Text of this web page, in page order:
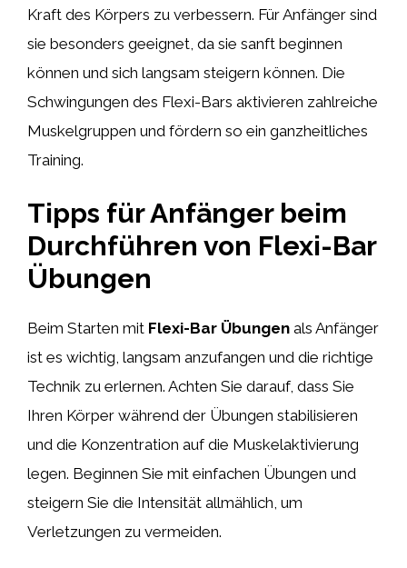
Kraft des Körpers zu verbessern. Für Anfänger sind
sie besonders geeignet, da sie sanft beginnen
können und sich langsam steigern können. Die
Schwingungen des Flexi-Bars aktivieren zahlreiche
Muskelgruppen und fördern so ein ganzheitliches
Training.
Tipps für Anfänger beim
Durchführen von Flexi-Bar
Übungen
Beim Starten mit Flexi-Bar Übungen als Anfänger
ist es wichtig, langsam anzufangen und die richtige
Technik zu erlernen. Achten Sie darauf, dass Sie
Ihren Körper während der Übungen stabilisieren
und die Konzentration auf die Muskelaktivierung
legen. Beginnen Sie mit einfachen Übungen und
steigern Sie die Intensität allmählich, um
Verletzungen zu vermeiden.